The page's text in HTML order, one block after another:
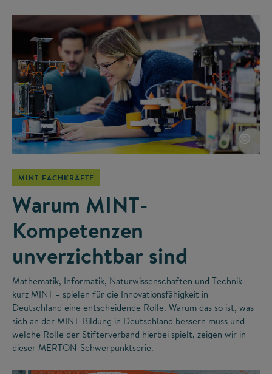
©
MINT-FACHKRÄFTE
Warum MINT-
Kompetenzen
unverzichtbar sind
Mathematik, Informatik, Naturwissenschaften und Technik –
kurz MINT – spielen für die Innovationsfähigkeit in
Deutschland eine entscheidende Rolle. Warum das so ist, was
sich an der MINT-Bildung in Deutschland bessern muss und
welche Rolle der Stifterverband hierbei spielt, zeigen wir in
dieser MERTON-Schwerpunktserie.